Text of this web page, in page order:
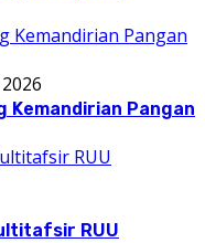
Kemandirian Pangan
RUU